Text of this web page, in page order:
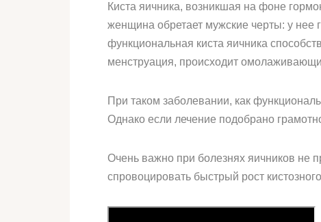
Киста яичника, возникшая на фоне
женщина обретает мужские черты: у нее
функциональная киста яичника
менструация, происходит
При таком заболевании, как
Однако если лечение подобрано
Очень важно при болезнях яичников не
спровоцировать быстрый рост